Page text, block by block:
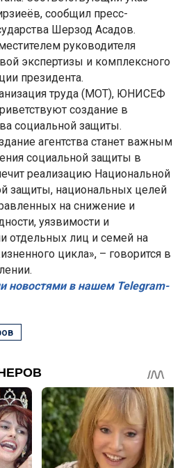
сообщил пресс-
Шерзод Асадов.
руководителя
экспертизы и комплексного
президента.
труда (МОТ), ЮНИСЕФ
создание в
социальной защиты.
агентства станет важным
социальной защиты в
реализацию Национальной
защиты, национальных целей
на снижение и
уязвимости и
отдельных лиц и семей на
цикла», – говорится в
новостями в нашем Telegram-